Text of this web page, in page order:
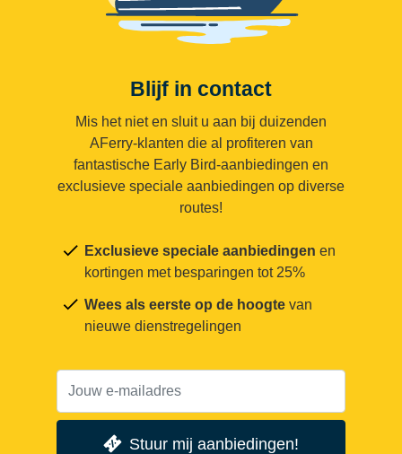
Blijf in contact
Mis het niet en sluit u aan bij duizenden
AFerry-klanten die al profiteren van
fantastische Early Bird-aanbiedingen en
exclusieve speciale aanbiedingen op diverse
routes!
Exclusieve speciale aanbiedingen en
kortingen met besparingen tot 25%
Wees als eerste op de hoogte van
nieuwe dienstregelingen
Stuur mij aanbiedingen!